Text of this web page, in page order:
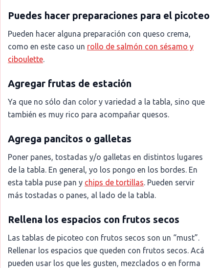
Puedes hacer preparaciones para el picoteo
Pueden hacer alguna preparación con queso crema,
como en este caso un rollo de salmón con sésamo y
ciboulette.
Agregar frutas de estación
Ya que no sólo dan color y variedad a la tabla, sino que
también es muy rico para acompañar quesos.
Agrega pancitos o galletas
Poner panes, tostadas y/o galletas en distintos lugares
de la tabla. En general, yo los pongo en los bordes. En
esta tabla puse pan y chips de tortillas. Pueden servir
más tostadas o panes, al lado de la tabla.
Rellena los espacios con frutos secos
Las tablas de picoteo con frutos secos son un “must”.
Rellenar los espacios que queden con frutos secos. Acá
pueden usar los que les gusten, mezclados o en forma